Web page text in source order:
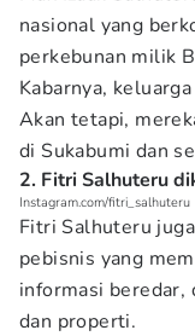
nasional yang
perkebunan milik
Kabarnya,
Akan tetapi,
di Sukabumi dan
2. Fitri Salhuteru
Instagram.com/fitri_salhuteru
Fitri Salhuteru
pebisnis yang
informasi beredar,
dan properti.